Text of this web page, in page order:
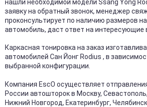
нашли необходимой модели Ssang Yong
заявку на обратный звонок, менеджер
проконсультирует по наличию размеров
автомобиль, даст ответ на интересующие
Каркасная тонировка на заказ
автомобилей Сан Йонг Rodius , в
выбранной конфигурации.
Компания EscO осуществляет
России автошторок в Москву,
Нижний Новгород, Екатеринбург,